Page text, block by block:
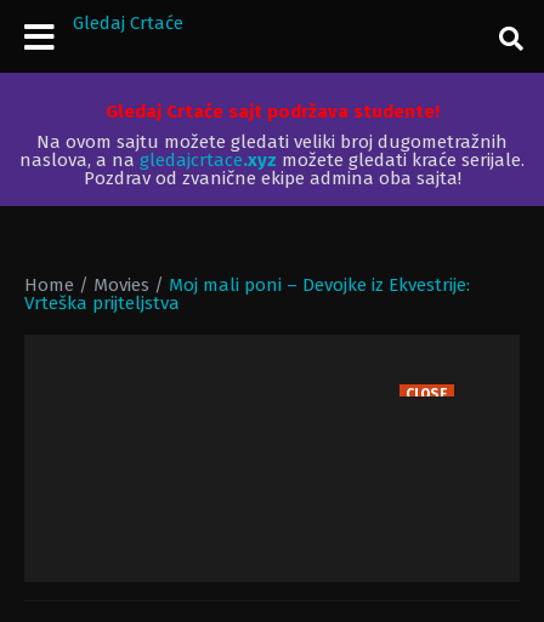
Gledaj Crtaće
Gledaj Crtaće sajt podržava studente!
Na ovom sajtu možete gledati veliki broj dugometražnih
naslova, a na gledajcrtace.xyz možete gledati kraće serijale.
Pozdrav od zvanične ekipe admina oba sajta!
Home / Movies / Moj mali poni – Devojke iz Ekvestrije:
Vrteška prijteljstva
CLOSE